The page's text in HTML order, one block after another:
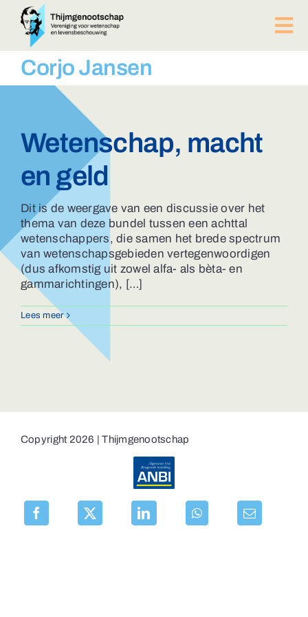
naar
inhoud
BIJEENKOMSTEN
Afdelingen
Lid worden?
ZOEKEN
NAAR:
Corjo Jansen
Wetenschap, macht
en geld
Dit is de weergave van een discussie over het
thema van deze bundel tussen een achttal
wetenschappers, die samen het brede spectrum
van wetenschapsgebieden vertegenwoordigen
(dus afkomstig uit zowel alfa- als bèta- en
gammarichtingen), […]
Lees meer
Copyright 2026 | Thijmgenootschap